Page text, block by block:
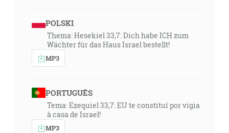
POLSKI
Thema: Hesekiel 33,7: Dich habe ICH zum
Wächter für das Haus Israel bestellt!
MP3
PORTUGUÊS
Tema: Ezequiel 33,7: EU te constituí por vigia
à casa de Israel!
MP3